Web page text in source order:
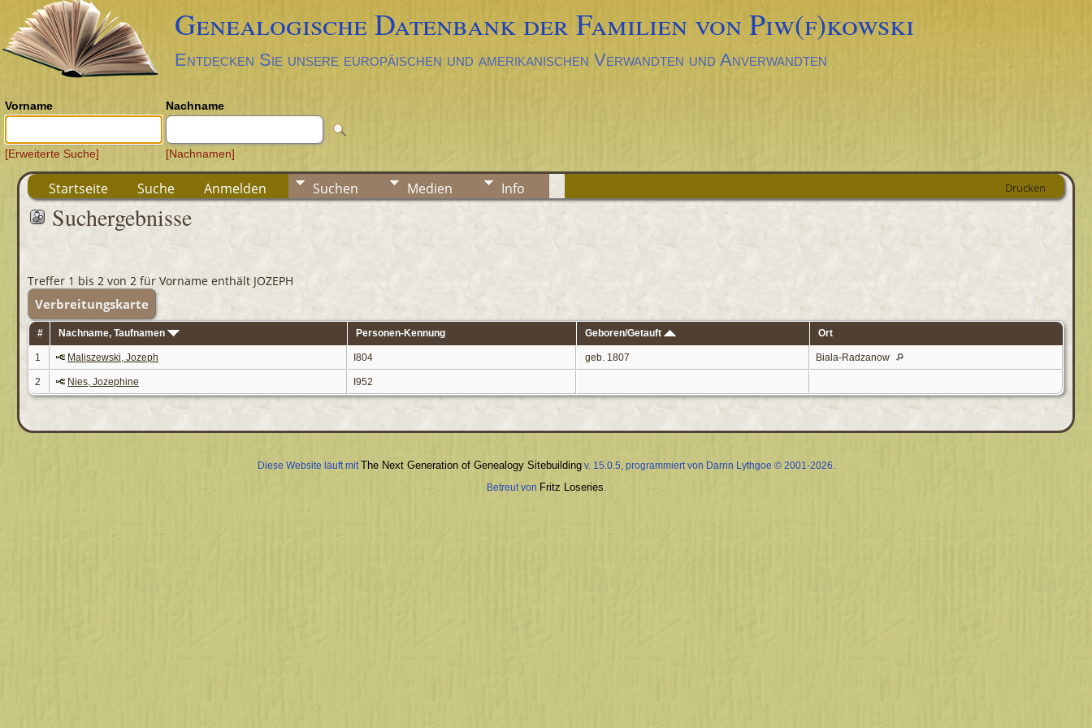
Genealogische Datenbank der Familien von Piw(f)kowski
Entdecken Sie unsere europäischen und amerikanischen Verwandten und Anverwandten
Vorname Nachname
[Erweiterte Suche] [Nachnamen]
Startseite Suche Anmelden Suchen Medien Info Drucken
Suchergebnisse
Treffer 1 bis 2 von 2 für Vorname enthält JOZEPH
Verbreitungskarte
# Nachname, Taufnamen Personen-Kennung Geboren/Getauft Ort
1 Maliszewski, Jozeph I804 geb. 1807 Biala-Radzanow
2 Nies, Jozephine I952
Diese Website läuft mit The Next Generation of Genealogy Sitebuildingv. 15.0.5, programmiert von Darrin Lythgoe © 2001-2026.
Betreut von Fritz Loseries